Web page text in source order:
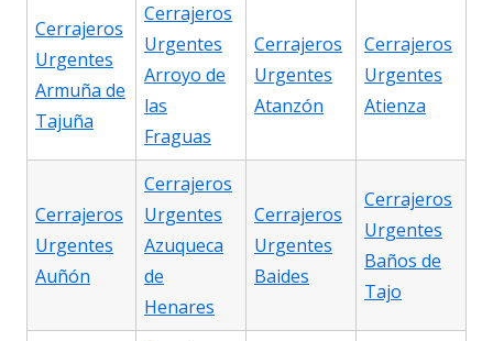
Cerrajeros
Urgentes
Armuña de
Tajuña
Cerrajeros
Urgentes
Arroyo de
las
Fraguas
Cerrajeros
Urgentes
Atanzón
Cerrajeros
Urgentes
Atienza
Cerrajeros
Urgentes
Auñón
Cerrajeros
Urgentes
Azuqueca
de
Henares
Cerrajeros
Urgentes
Baides
Cerrajeros
Urgentes
Baños de
Tajo